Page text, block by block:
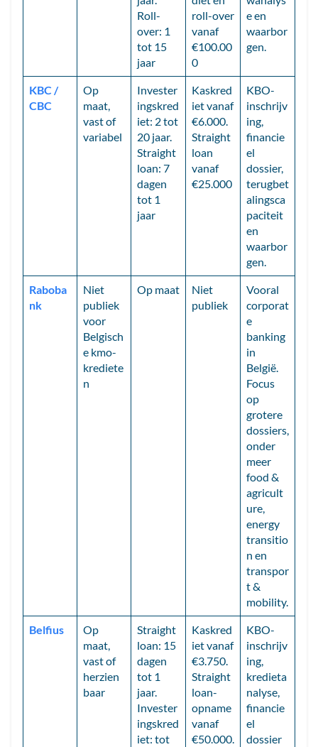
Roll-
over: 1
tot 15
jaar
roll-over
vanaf
€100.00
0
e en
waarbor
gen.
KBC /
CBC
Op
maat,
vast of
variabel
Invester
ingskred
iet: 2 tot
20 jaar.
Straight
loan: 7
dagen
tot 1
jaar
Kaskred
iet vanaf
€6.000.
Straight
loan
vanaf
€25.000
KBO-
inschrijv
ing,
financie
el
dossier,
terugbet
alingsca
paciteit
en
waarbor
gen.
Raboba
nk
Niet
publiek
voor
Belgisch
e kmo-
krediete
n
Op maat
Niet
publiek
Vooral
corporat
e
banking
in
België.
Focus
op
grotere
dossiers,
onder
meer
food &
agricult
ure,
energy
transitio
n en
transpor
t &
mobility.
Belfius
Op
maat,
vast of
herzien
baar
Straight
loan: 15
dagen
tot 1
jaar.
Invester
ingskred
iet: tot
Kaskred
iet vanaf
€3.750.
Straight
loan-
opname
vanaf
€50.000.
KBO-
inschrijv
ing,
kredieta
nalyse,
financie
el
dossier